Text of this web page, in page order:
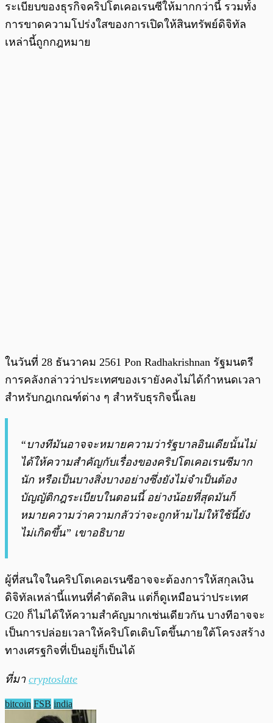
ระเบียบของธุรกิจคริปโตเคอเรนซีให้มากกว่านี้ รวมทั้ง
การขาดความโปร่งใสของการเปิดให้สินทรัพย์ดิจิทัล
เหล่านี้ถูกกฎหมาย
ในวันที่ 28 ธันวาคม 2561 Pon Radhakrishnan รัฐมนตรี
การคลังกล่าวว่าประเทศของเรายังคงไม่ได้กำหนดเวลา
สำหรับกฎเกณฑ์ต่าง ๆ สำหรับธุรกิจนี้เลย
“บางทีมันอาจจะหมายความว่ารัฐบาลอินเดียนั้นไม่
ได้ให้ความสำคัญกับเรื่องของคริปโตเคอเรนซีมาก
นัก หรือเป็นบางสิ่งบางอย่างซึ่งยังไม่จำเป็นต้อง
บัญญัติกฎระเบียบในตอนนี้ อย่างน้อยที่สุดมันก็
หมายความว่าความกลัวว่าจะถูกห้ามไม่ให้ใช้นี้ยัง
ไม่เกิดขึ้น” เขาอธิบาย
ผู้ที่สนใจในคริปโตเคอเรนซีอาจจะต้องการให้สกุลเงิน
ดิจิทัลเหล่านี้แทนที่คำตัดสิน แต่ก็ดูเหมือนว่าประเทศ
G20 ก็ไม่ได้ให้ความสำคัญมากเช่นเดียวกัน บางทีอาจจะ
เป็นการปล่อยเวลาให้คริปโตเติบโตขึ้นภายใต้โครงสร้าง
ทางเศรฐกิจที่เป็นอยู่ก็เป็นได้
ที่มา cryptoslate
bitcoin FSB india